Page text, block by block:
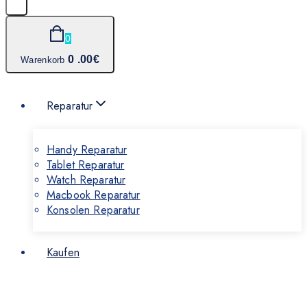
0
Warenkorb 0 .00€
Reparatur
Handy Reparatur
Tablet Reparatur
Watch Reparatur
Macbook Reparatur
Konsolen Reparatur
Kaufen